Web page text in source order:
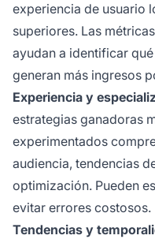
experiencia de usuario
superiores. Las
ayudan a identificar
generan más ingresos
Experiencia y
estrategias ganadoras
experimentados
audiencia, tendencias
optimización. Pueden
evitar errores costosos.
Tendencias y